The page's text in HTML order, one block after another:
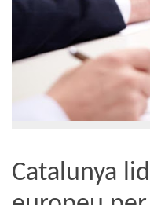
Catalunya